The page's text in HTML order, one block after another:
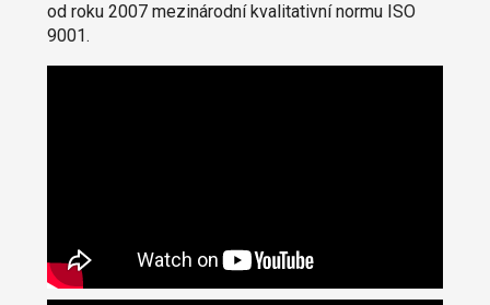
od roku 2007 mezinárodní kvalitativní normu ISO
9001.